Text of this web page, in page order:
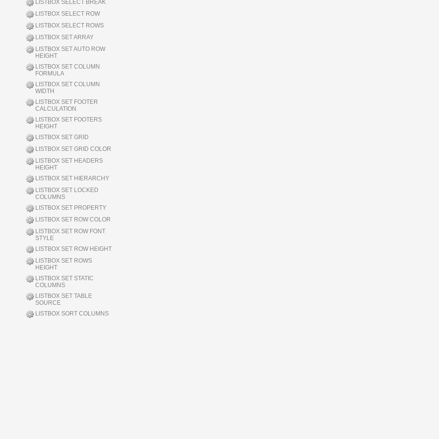
LISTBOX SELECT BREAK
LISTBOX SELECT ROW
LISTBOX SELECT ROWS
LISTBOX SET ARRAY
LISTBOX SET AUTO ROW
HEIGHT
LISTBOX SET COLUMN
FORMULA
LISTBOX SET COLUMN
WIDTH
LISTBOX SET FOOTER
CALCULATION
LISTBOX SET FOOTERS
HEIGHT
LISTBOX SET GRID
LISTBOX SET GRID COLOR
LISTBOX SET HEADERS
HEIGHT
LISTBOX SET HIERARCHY
LISTBOX SET LOCKED
COLUMNS
LISTBOX SET PROPERTY
LISTBOX SET ROW COLOR
LISTBOX SET ROW FONT
STYLE
LISTBOX SET ROW HEIGHT
LISTBOX SET ROWS
HEIGHT
LISTBOX SET STATIC
COLUMNS
LISTBOX SET TABLE
SOURCE
LISTBOX SORT COLUMNS